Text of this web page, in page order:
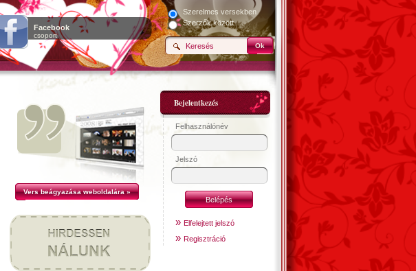
Facebook
csoport
Szerelmes versekben
Szerzők között
Ok
Vers beágyazása weboldalára »
Bejelentkezés
Felhasználónév
Jelszó
» Elfelejtett jelszó
» Regisztráció